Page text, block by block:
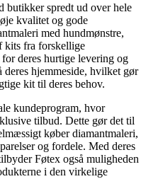
butikker spredt ud over hele
kvalitet og gode
med hundmønstre,
kits fra forskellige
deres hurtige levering og
hjemmeside, hvilket gør
kit til deres behov.
kundeprogram, hvor
tilbud. Dette gør det til
køber diamantmaleri,
og fordele. Med deres
Føtex også muligheden
i den virkelige